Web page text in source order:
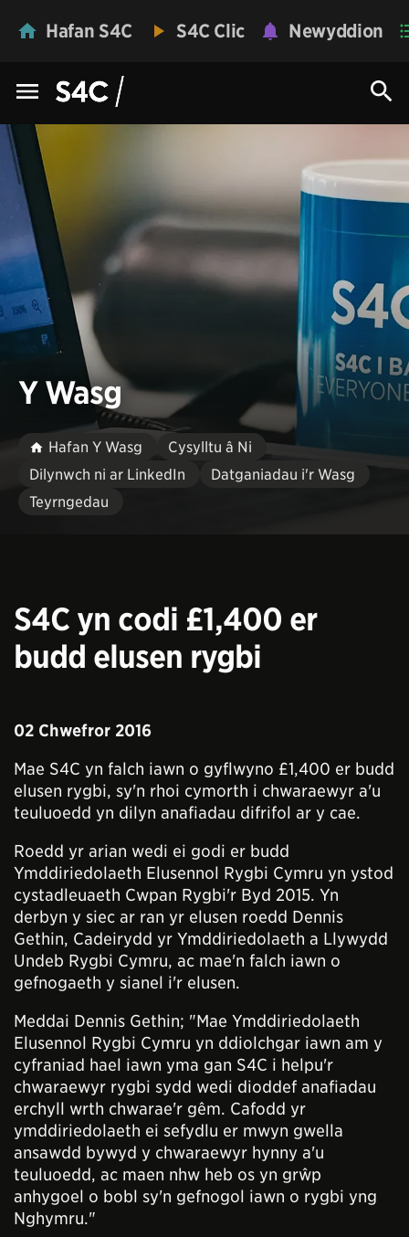
Hafan S4C S4C Clic Newyddion
Y Wasg
Hafan Y Wasg
Cysylltu â Ni
Dilynwch ni ar LinkedIn
Datganiadau i'r Wasg
Teyrngedau
S4C yn codi £1,400 er
budd elusen rygbi
02 Chwefror 2016
Mae S4C yn falch iawn o gyflwyno £1,400 er budd
elusen rygbi, sy'n rhoi cymorth i chwaraewyr a'u
teuluoedd yn dilyn anafiadau difrifol ar y cae.
Roedd yr arian wedi ei godi er budd
Ymddiriedolaeth Elusennol Rygbi Cymru yn ystod
cystadleuaeth Cwpan Rygbi'r Byd 2015. Yn
derbyn y siec ar ran yr elusen roedd Dennis
Gethin, Cadeirydd yr Ymddiriedolaeth a Llywydd
Undeb Rygbi Cymru, ac mae'n falch iawn o
gefnogaeth y sianel i'r elusen.
Meddai Dennis Gethin; "Mae Ymddiriedolaeth
Elusennol Rygbi Cymru yn ddiolchgar iawn am y
cyfraniad hael iawn yma gan S4C i helpu'r
chwaraewyr rygbi sydd wedi dioddef anafiadau
erchyll wrth chwarae'r gêm. Cafodd yr
ymddiriedolaeth ei sefydlu er mwyn gwella
ansawdd bywyd y chwaraewyr hynny a'u
teuluoedd, ac maen nhw heb os yn grŵp
anhygoel o bobl sy'n gefnogol iawn o rygbi yng
Nghymru."